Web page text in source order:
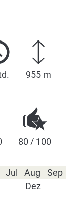
955 m
80 / 100
Jul Aug
Sep
Dez